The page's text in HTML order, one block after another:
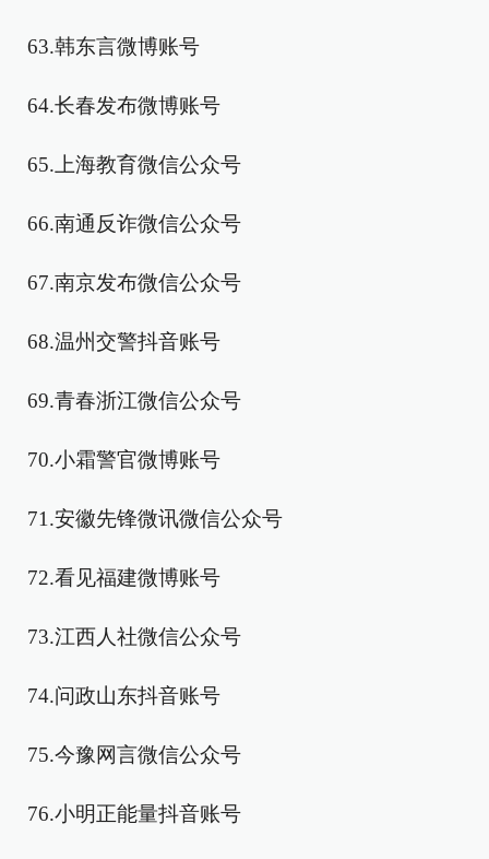
63.韩东言微博账号
64.长春发布微博账号
65.上海教育微信公众号
66.南通反诈微信公众号
67.南京发布微信公众号
68.温州交警抖音账号
69.青春浙江微信公众号
70.小霜警官微博账号
71.安徽先锋微讯微信公众号
72.看见福建微博账号
73.江西人社微信公众号
74.问政山东抖音账号
75.今豫网言微信公众号
76.小明正能量抖音账号